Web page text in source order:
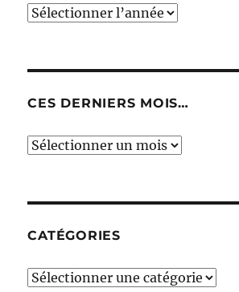
CES DERNIERS MOIS…
Ces
CATÉGORIES
Catégories